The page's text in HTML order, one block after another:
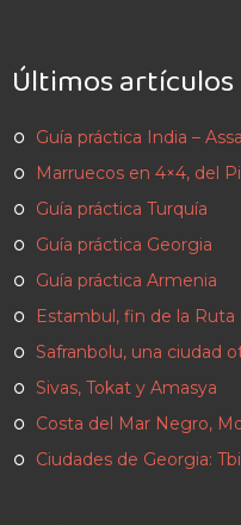
Últimos artículos
Guía práctica India –
Marruecos en 4×4, del
Guía práctica Turquía
Guía práctica Georgia
Guía práctica Armenia
Estambul, fin de la Ruta
Safranbolu, una ciudad
Sivas, Tokat y Amasya
Costa del Mar Negro,
Ciudades de Georgia: